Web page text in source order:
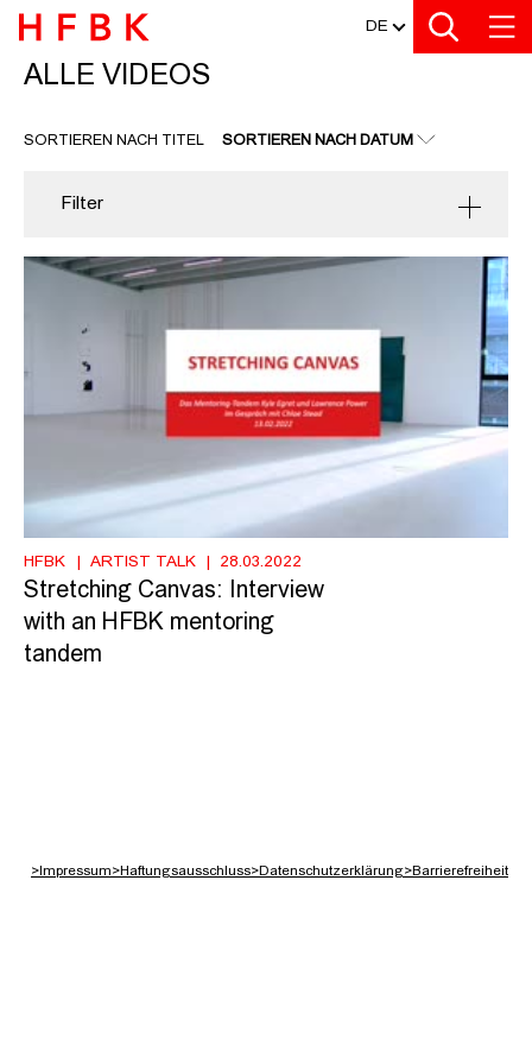
Zu den Filtern
Zur Metanavigation
Zur Hauptnavigation
Zur Suche
Zum Inhalt
Zum Seitenfuss DE
ALLE VIDEOS
ALLE VIDEOS
SORTIEREN NACH TITEL SORTIEREN NACH DATUM
Filter
HFBK ARTIST TALK 28.03.2022
Stretching Canvas: Interview
with an HFBK mentoring
tandem
> Impressum>Haftungsausschluss>Datenschutzerklärung>Barrierefreiheit